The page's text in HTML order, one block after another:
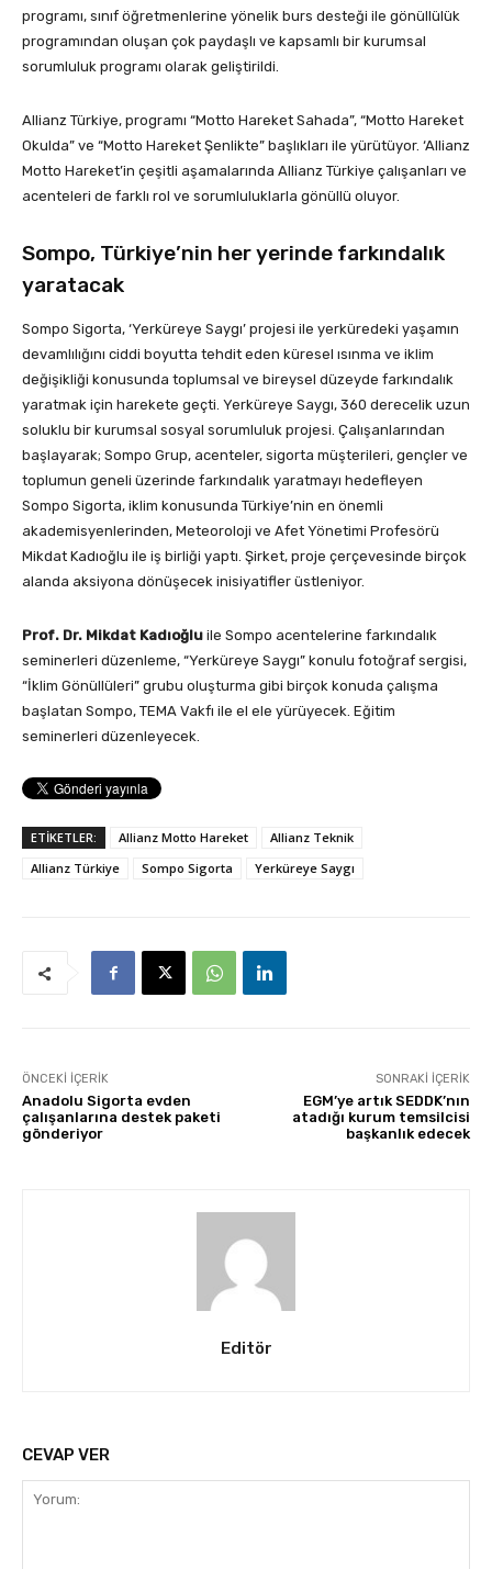
programı, sınıf öğretmenlerine yönelik burs desteği ile gönüllülük
programından oluşan çok paydaşlı ve kapsamlı bir kurumsal
sorumluluk programı olarak geliştirildi.
Allianz Türkiye, programı “Motto Hareket Sahada”, “Motto Hareket
Okulda” ve “Motto Hareket Şenlikte” başlıkları ile yürütüyor. ‘Allianz
Motto Hareket’in çeşitli aşamalarında Allianz Türkiye çalışanları ve
acenteleri de farklı rol ve sorumluluklarla gönüllü oluyor.
Sompo, Türkiye’nin her yerinde farkındalık
yaratacak
Sompo Sigorta, ‘Yerküreye Saygı’ projesi ile yerküredeki yaşamın
devamlılığını ciddi boyutta tehdit eden küresel ısınma ve iklim
değişikliği konusunda toplumsal ve bireysel düzeyde farkındalık
yaratmak için harekete geçti. Yerküreye Saygı, 360 derecelik uzun
soluklu bir kurumsal sosyal sorumluluk projesi. Çalışanlarından
başlayarak; Sompo Grup, acenteler, sigorta müşterileri, gençler ve
toplumun geneli üzerinde farkındalık yaratmayı hedefleyen
Sompo Sigorta, iklim konusunda Türkiye’nin en önemli
akademisyenlerinden, Meteoroloji ve Afet Yönetimi Profesörü
Mikdat Kadıoğlu ile iş birliği yaptı. Şirket, proje çerçevesinde birçok
alanda aksiyona dönüşecek inisiyatifler üstleniyor.
Prof. Dr. Mikdat Kadıoğlu ile Sompo acentelerine farkındalık
seminerleri düzenleme, “Yerküreye Saygı” konulu fotoğraf sergisi,
“İklim Gönüllüleri” grubu oluşturma gibi birçok konuda çalışma
başlatan Sompo, TEMA Vakfı ile el ele yürüyecek. Eğitim
seminerleri düzenleyecek.
ETİKETLER: Allianz Motto Hareket
Allianz Teknik
Allianz Türkiye
Sompo Sigorta Yerküreye Saygı
ÖNCEKI İÇERIK
Anadolu Sigorta evden
çalışanlarına destek paketi
gönderiyor
SONRAKI İÇERIK
EGM’ye artık SEDDK’nın
atadığı kurum temsilcisi
başkanlık edecek
Editör
CEVAP VER